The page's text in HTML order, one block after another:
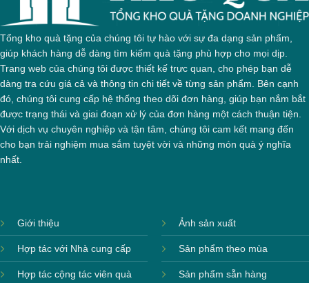
Tổng kho quà tặng của chúng tôi tự hào với sự đa dạng sản phẩm,
giúp khách hàng dễ dàng tìm kiếm quà tặng phù hợp cho mọi dịp.
Trang web của chúng tôi được thiết kế trực quan, cho phép bạn dễ
dàng tra cứu giá cả và thông tin chi tiết về từng sản phẩm. Bên cạnh
đó, chúng tôi cung cấp hệ thống theo dõi đơn hàng, giúp bạn nắm bắt
được trạng thái và giai đoạn xử lý của đơn hàng một cách thuận tiện.
Với dịch vụ chuyên nghiệp và tận tâm, chúng tôi cam kết mang đến
cho bạn trải nghiệm mua sắm tuyệt vời và những món quà ý nghĩa
nhất.
Giới thiệu
Hợp tác với Nhà cung cấp
Hợp tác cộng tác viên quà
Ảnh sản xuất
Sản phẩm theo mùa
Sản phẩm sẵn hàng